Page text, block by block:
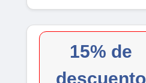
15% de
descuento